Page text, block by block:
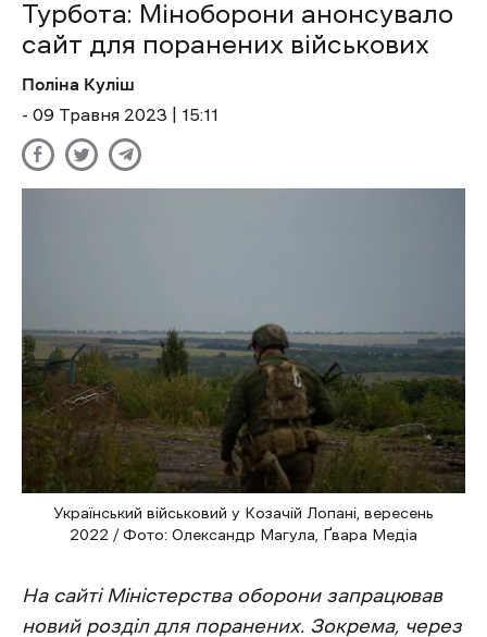
Турбота: Міноборони анонсувало
сайт для поранених військових
Поліна Куліш
- 09 Травня 2023 | 15:11
Український військовий у Козачій Лопані, вересень
2022 / Фото: Олександр Магула, Ґвара Медіа
На сайті Міністерства оборони запрацював
новий розділ для поранених. Зокрема, через